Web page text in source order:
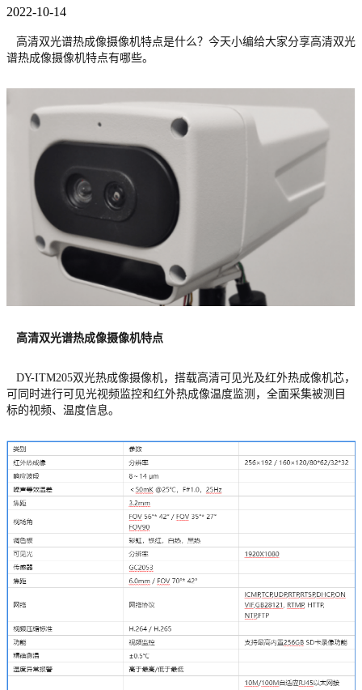
2022-10-14
高清双光谱热成像摄像机特点是什么？今天小编给大家分享高清双光
谱热成像摄像机特点有哪些。
高清双光谱热成像摄像机特点
DY-ITM205双光热成像摄像机，搭载高清可见光及红外热成像机芯，
可同时进行可见光视频监控和红外热成像温度监测，全面采集被测目
标的视频、温度信息。